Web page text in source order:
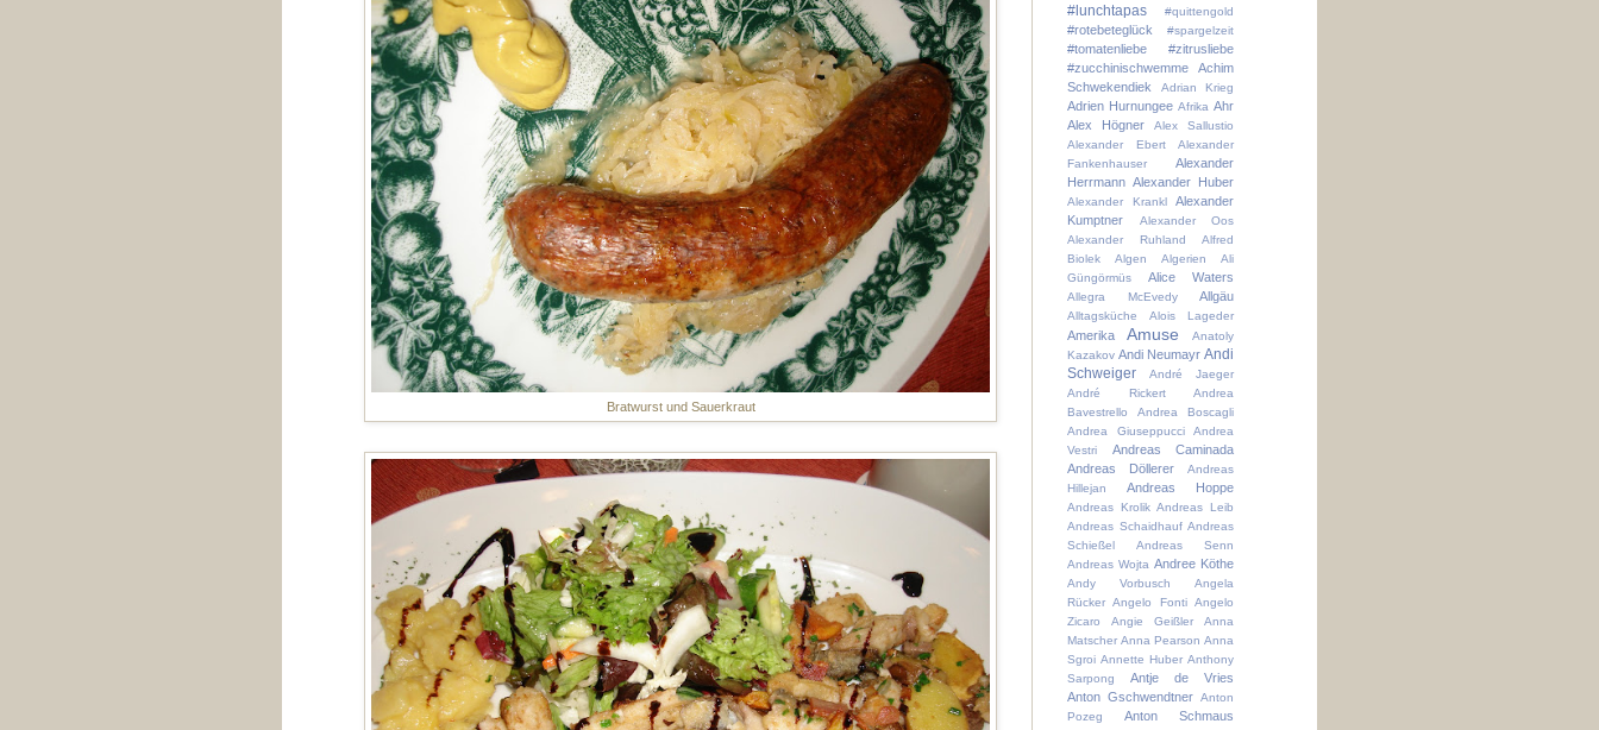
Bratwurst und Sauerkraut
#lunchtapas #quittengold
#rotebeteglück #spargelzeit
#tomatenliebe
#zitrusliebe
#zucchinischwemme
Achim
Schwekendiek
Adrian Krieg
Adrien Hurnungee Afrika Ahr
Alex Högner
Alex Sallustio
Alexander Ebert
Alexander
Fankenhauser
Alexander
Herrmann Alexander Huber
Alexander Krankl
Alexander
Kumptner
Alexander Oos
Alexander Ruhland
Alfred
Biolek
Algen Algerien
Ali
Güngörmüs
Alice Waters
Allegra McEvedy Allgäu
Alltagsküche Alois Lageder
Amerika Amuse
Anatoly
Kazakov Andi Neumayr Andi
Schweiger
André Jaeger
André Rickert
Andrea
Bavestrello
Andrea Boscagli
Andrea Giuseppucci
Andrea
Vestri
Andreas Caminada
Andreas Döllerer
Andreas
Hillejan
Andreas Hoppe
Andreas Krolik Andreas Leib
Andreas Schaidhauf Andreas
Schießel
Andreas Senn
Andreas Wojta Andree Köthe
Andy Vorbusch
Angela
Rücker Angelo Fonti Angelo
Zicaro
Angie Geißler
Anna
Matscher Anna Pearson Anna
Sgroi Annette Huber Anthony
Sarpong
Antje de Vries
Anton Gschwendtner Anton
Pozeg
Anton Schmaus